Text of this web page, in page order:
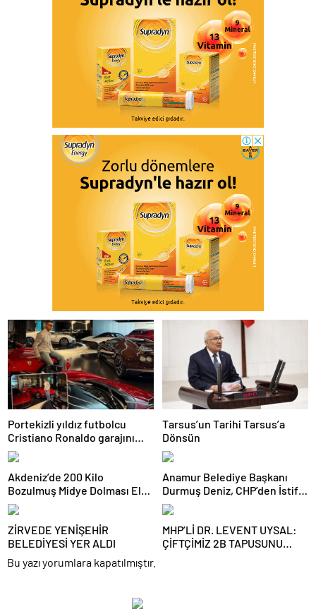
Portekizli yıldız futbolcu
Cristiano Ronaldo garajını
açtı,
Tarsus’un Tarihi Tarsus’a
Dönsün
Akdeniz’de 200 Kilo
Bozulmuş Midye Dolması Ele
Geçirildi
Anamur Belediye Başkanı
Durmuş Deniz, CHP’den İstifa
Etti:
ZİRVEDE YENİŞEHİR
BELEDİYESİ YER ALDI
MHP’Lİ DR. LEVENT UYSAL:
ÇİFTÇİMİZ 2B TAPUSUNU
Bu yazı yorumlara kapatılmıştır.